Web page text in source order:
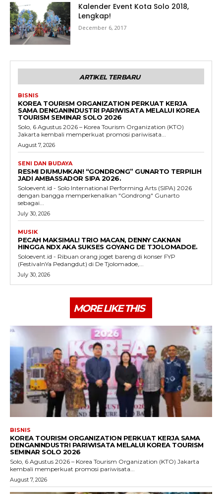
Kalender Event Kota Solo 2018,
Lengkap!
December 6, 2017
ARTIKEL TERBARU
BISNIS
KOREA TOURISM ORGANIZATION PERKUAT KERJA
SAMA DENGANINDUSTRI PARIWISATA MELALUI KOREA
TOURISM SEMINAR SOLO 2026
Solo, 6 Agustus 2026 – Korea Tourism Organization (KTO)
Jakarta kembali memperkuat promosi pariwisata...
August 7, 2026
SENI DAN BUDAYA
RESMI DIUMUMKAN! “GONDRONG” GUNARTO TERPILIH
JADI AMBASSADOR SIPA 2026.
Soloevent.id - Solo International Performing Arts (SIPA) 2026
dengan bangga memperkenalkan "Gondrong" Gunarto
sebagai...
July 30, 2026
MUSIK
PECAH MAKSIMAL! TRIO MACAN, DENNY CAKNAN
HINGGA NDX AKA SUKSES GOYANG DE TJOLOMADOE.
Soloevent.id - Ribuan orang joget bareng di konser FYP
(FestivalnYa Pedangdut) di De Tjolomadoe,...
July 30, 2026
MORE LIKE THIS
BISNIS
KOREA TOURISM ORGANIZATION PERKUAT KERJA SAMA
DENGANINDUSTRI PARIWISATA MELALUI KOREA TOURISM
SEMINAR SOLO 2026
Solo, 6 Agustus 2026 – Korea Tourism Organization (KTO) Jakarta
kembali memperkuat promosi pariwisata...
August 7, 2026